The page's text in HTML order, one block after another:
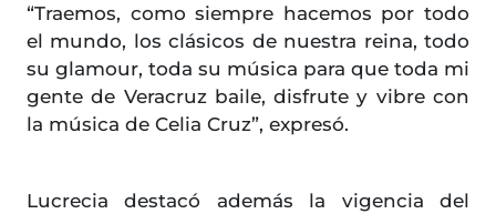
“Traemos, como siempre hacemos por todo
el mundo, los clásicos de nuestra reina, todo
su glamour, toda su música para que toda mi
gente de Veracruz baile, disfrute y vibre con
la música de Celia Cruz”, expresó.
Lucrecia destacó además la vigencia del